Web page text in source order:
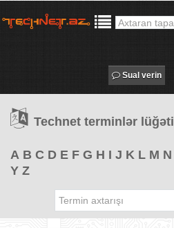
Sual verin
Technet terminlər lüğəti
A B C D E F G H I J K L M N
Y Z